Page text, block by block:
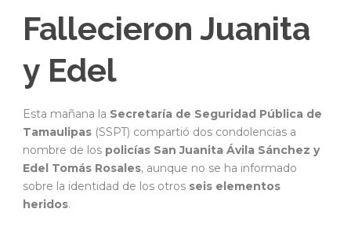
Fallecieron Juanita
y Edel
Esta mañana la Secretaría de Seguridad Pública de
Tamaulipas (SSPT) compartió dos condolencias a
nombre de los policías San Juanita Ávila Sánchez y
Edel Tomás Rosales, aunque no se ha informado
sobre la identidad de los otros seis elementos
heridos.